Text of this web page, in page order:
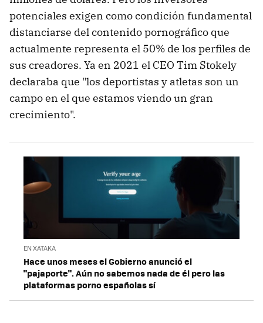
potenciales exigen como condición fundamental
distanciarse del contenido pornográfico que
actualmente representa el 50% de los perfiles de
sus creadores. Ya en 2021 el CEO Tim Stokely
declaraba que "los deportistas y atletas son un
campo en el que estamos viendo un gran
crecimiento".
EN XATAKA
Hace unos meses el Gobierno anunció el
"pajaporte". Aún no sabemos nada de él pero las
plataformas porno españolas sí